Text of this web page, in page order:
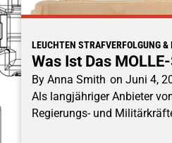
LEUCHTEN STRAFVERFOLGUNG
Was Ist Das
By Anna Smith on Juni 4,
Als langjähriger Anbieter
Regierungs- und